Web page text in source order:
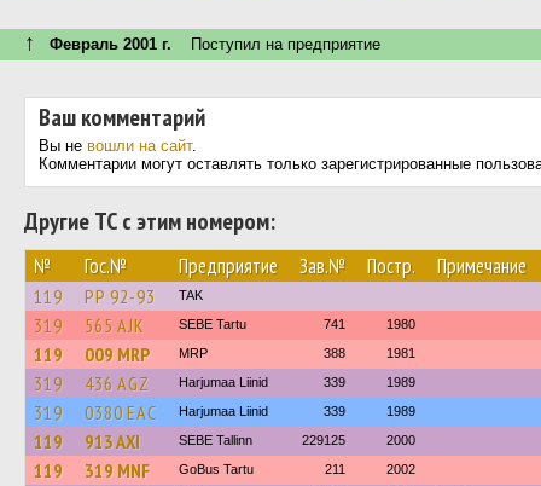
↑ Февраль 2001 г. Поступил на предприятие
Ваш комментарий
Вы не вошли на сайт.
Комментарии могут оставлять только зарегистрированные
Другие ТС с этим номером:
№ Гос.№ Предприятие Зав.№ Постр. Примечание
119 РР 92-93 TAK
319 565 AJK SEBE Tartu 741 1980
119 009 MRP MRP 388 1981
319 436 AGZ Harjumaa Liinid 339 1989
319 0380 ЕАС Harjumaa Liinid 339 1989
119 913 AXI SEBE Tallinn 229125 2000
119 319 MNF GoBus Tartu 211 2002